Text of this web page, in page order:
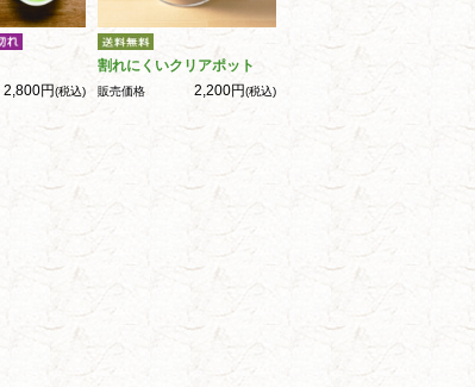
2,800円(税込)
割れにくいクリアポット
販売価格 2,200円(税込)